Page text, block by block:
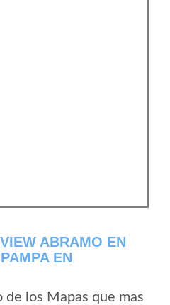
ABRAMO EN
EN
de los Mapas que mas